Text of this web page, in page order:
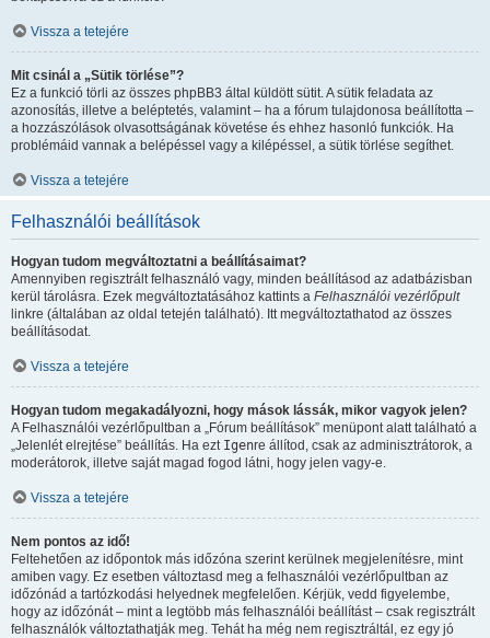
Vissza a tetejére
Mit csinál a „Sütik törlése”?
Ez a funkció törli az összes phpBB3 által küldött sütit. A sütik feladata az
azonosítás, illetve a beléptetés, valamint – ha a fórum tulajdonosa beállította –
a hozzászólások olvasottságának követése és ehhez hasonló funkciók. Ha
problémáid vannak a belépéssel vagy a kilépéssel, a sütik törlése segíthet.
Vissza a tetejére
Felhasználói beállítások
Hogyan tudom megváltoztatni a beállításaimat?
Amennyiben regisztrált felhasználó vagy, minden beállításod az adatbázisban
kerül tárolásra. Ezek megváltoztatásához kattints a Felhasználói vezérlőpult
linkre (általában az oldal tetején található). Itt megváltoztathatod az összes
beállításodat.
Vissza a tetejére
Hogyan tudom megakadályozni, hogy mások lássák, mikor vagyok jelen?
A Felhasználói vezérlőpultban a „Fórum beállítások” menüpont alatt található a
„Jelenlét elrejtése” beállítás. Ha ezt Igenre állítod, csak az adminisztrátorok, a
moderátorok, illetve saját magad fogod látni, hogy jelen vagy-e.
Vissza a tetejére
Nem pontos az idő!
Feltehetően az időpontok más időzóna szerint kerülnek megjelenítésre, mint
amiben vagy. Ez esetben változtasd meg a felhasználói vezérlőpultban az
időzónád a tartózkodási helyednek megfelelően. Kérjük, vedd figyelembe,
hogy az időzónát – mint a legtöbb más felhasználói beállítást – csak regisztrált
felhasználók változtathatják meg. Tehát ha még nem regisztráltál, ez egy jó